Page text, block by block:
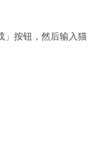
」按钮，然后输入猫